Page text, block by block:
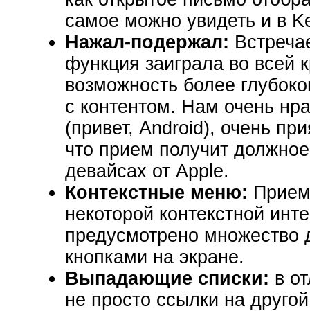
самое можно увидеть и в
Нажал-подержал:
функция заиграла во всей
возможность более
с контентом. Нам очень
(привет, Android), очень
что прием получит
девайсах от Apple.
Контекстные меню:
некоторой контекстной
предусмотрено
кнопками на экране.
Выпадающие списки: в
не просто ссылки на